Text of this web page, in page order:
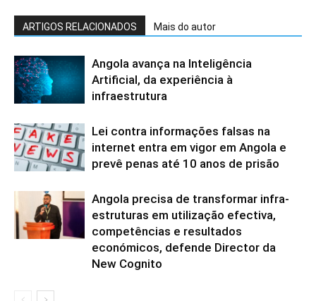
ARTIGOS RELACIONADOS Mais do autor
Angola avança na Inteligência
Artificial, da experiência à
infraestrutura
Lei contra informações falsas na
internet entra em vigor em Angola e
prevê penas até 10 anos de prisão
Angola precisa de transformar infra-
estruturas em utilização efectiva,
competências e resultados
económicos, defende Director da
New Cognito